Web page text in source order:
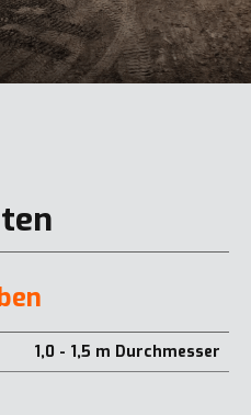
1,0 - 1,5 m Durchmesser